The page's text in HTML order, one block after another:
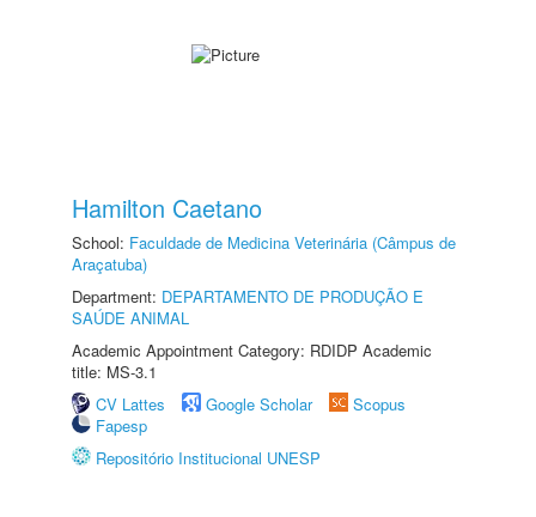
Hamilton Caetano
School: Faculdade de Medicina Veterinária (Câmpus de
Araçatuba)
Department: DEPARTAMENTO DE PRODUÇÃO E
SAÚDE ANIMAL
Academic Appointment Category: RDIDP Academic
title: MS-3.1
CV Lattes
Google Scholar
Scopus
Fapesp
Repositório Institucional UNESP